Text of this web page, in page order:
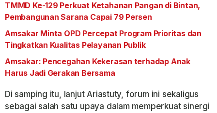
TMMD Ke-129 Perkuat Ketahanan Pangan di Bintan,
Pembangunan Sarana Capai 79 Persen
Amsakar Minta OPD Percepat Program Prioritas dan
Tingkatkan Kualitas Pelayanan Publik
Amsakar: Pencegahan Kekerasan terhadap Anak
Harus Jadi Gerakan Bersama
Di samping itu, lanjut Ariastuty, forum ini sekaligus
sebagai salah satu upaya dalam memperkuat sinergi